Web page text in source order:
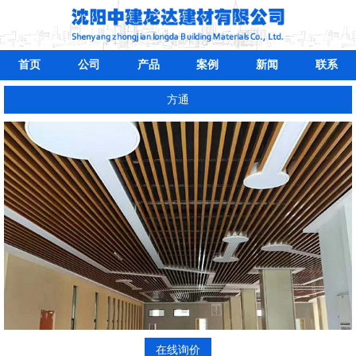
首页 公司 产品 案例 新闻 联系
方通
在线询价